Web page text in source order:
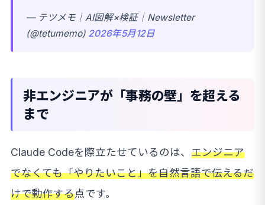
— テツメモ｜AI図解×検証｜Newsletter
(@tetumemo) 2026年5月12日
非エンジニアが「事務の壁」を超える
まで
Claude Codeを際立たせているのは、 エンジニア
でなくても「やりたいこと」を自然言語で伝えるだ
けで動作する点です。